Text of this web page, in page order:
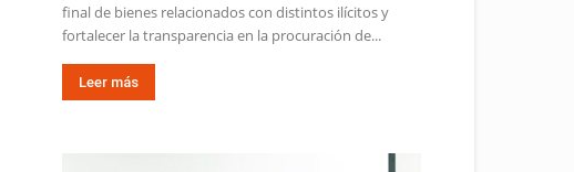
final de bienes relacionados con distintos ilícitos y
fortalecer la transparencia en la procuración de...
Leer más